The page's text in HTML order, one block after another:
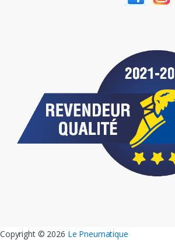
Copyright © 2026 Le Pneumatique